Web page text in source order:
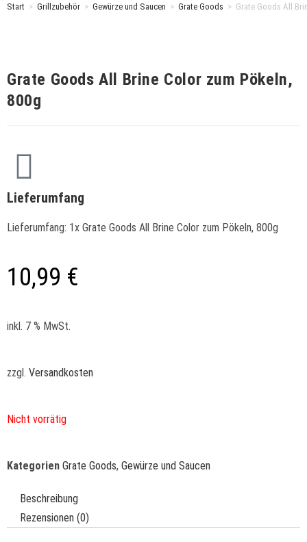
Start > Grillzubehör > Gewürze und Saucen > Grate Goods > Grate Goods All
Grate Goods All Brine Color zum Pökeln,
800g
Lieferumfang
Lieferumfang: 1x Grate Goods All Brine Color zum Pökeln, 800g
10,99 €
inkl. 7 % MwSt.
zzgl. Versandkosten
Nicht vorrätig
Kategorien Grate Goods, Gewürze und Saucen
Beschreibung
Rezensionen (0)